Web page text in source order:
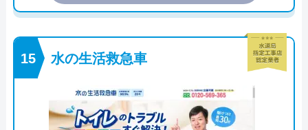
水の生活救急車